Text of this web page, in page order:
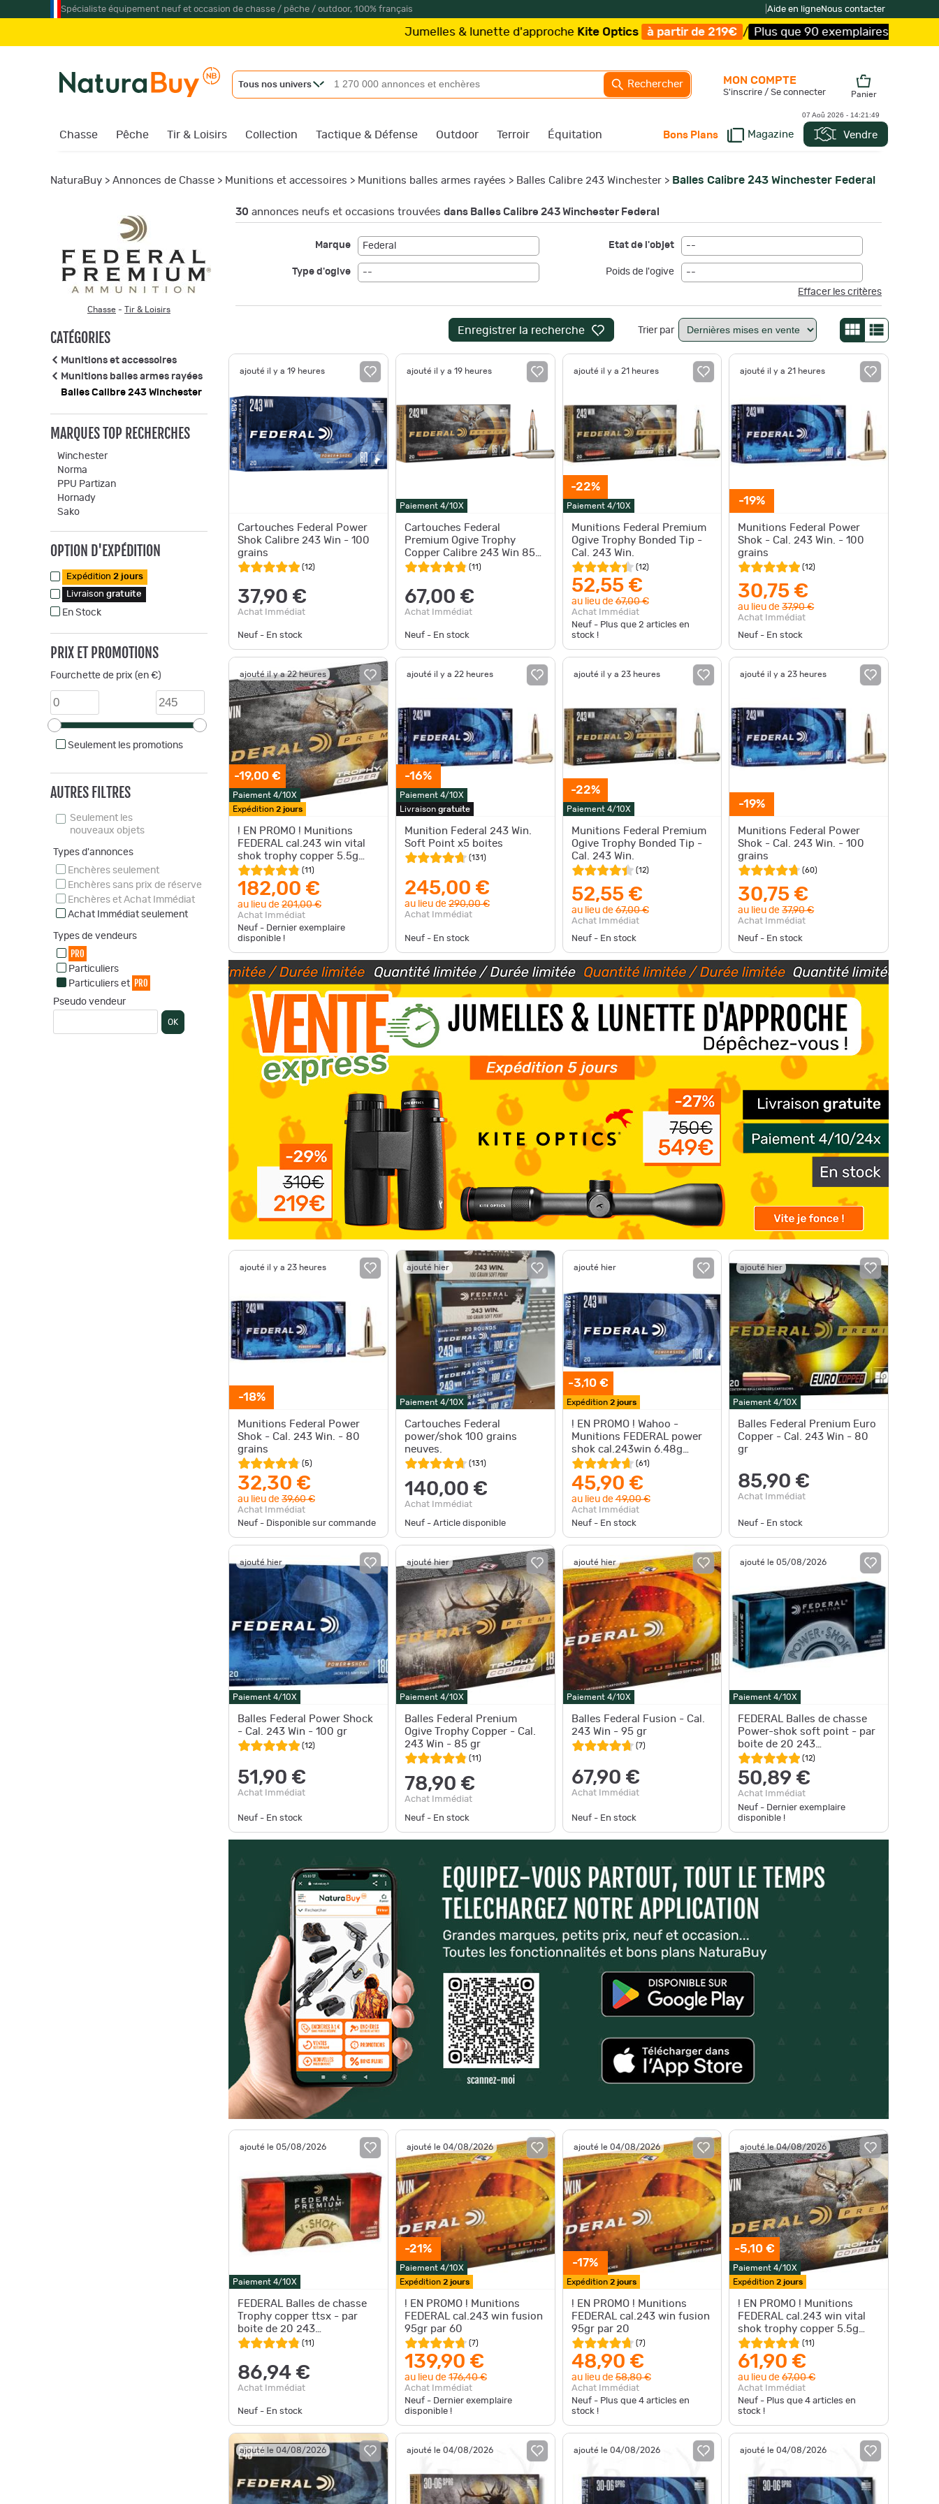
Spécialiste équipement neuf et occasion de chasse / pêche / outdoor, 100% français Aide en ligneNous contacter
Jumelles & lunette d'approcheKite Optics à partir de 219€ / Plus que 90 exemplaires ! /Livraison offerte et
Tous nos univers Rechercher
Chasse Pêche Tir & Loisirs Collection Tactique & Défense Outdoor Terroir Équitation Bons Plans Magazine Vendre
MON COMPTE
S'inscrire / Se connecter Panier
07 Aoû 2026 - 14:21:51
NaturaBuy > Annonces de Chasse > Munitions et accessoires > Munitions balles armes rayées > Balles Calibre 243 Winchester > Balles Calibre 243 Winchester Federal
Chasse - Tir & Loisirs
CATÉGORIES
Munitions et accessoires
Munitions balles armes rayées
Balles Calibre 243 Winchester
MARQUES TOP RECHERCHES
Winchester
Norma
PPU Partizan
Hornady
Sako
OPTION D'EXPÉDITION
Expédition 2 jours
Livraison gratuite
En Stock
PRIX ET PROMOTIONS
Fourchette de prix (en €)
Seulement les promotions
AUTRES FILTRES
Seulement les
nouveaux objets
Types d'annonces
Enchères seulement
Enchères sans prix de réserve
Enchères et Achat Immédiat
Achat Immédiat seulement
Types de vendeurs
PRO
Particuliers
Particuliers et PRO
Pseudo vendeur
OK
30 annonces neufs et occasions trouvées dans Balles Calibre 243 Winchester Federal
Marque Federal
Type d'ogive --
Etat de l'objet --
Poids de l'ogive
--
Effacer les critères
Enregistrer la recherche Trier par
ajouté il y a 19 heures
Cartouches Federal Power
Shok Calibre 243 Win - 100
grains
(12)
37,90 €
Achat Immédiat
Neuf - En stock
ajouté il y a 19 heures
Paiement 4/10X
Cartouches Federal
Premium Ogive Trophy
Copper Calibre 243 Win 85
Grains
(11 )
67,00 €
Achat Immédiat
Neuf - En stock
ajouté il y a 21 heures
-22%
Paiement 4/10X
Munitions Federal Premium
Ogive Trophy Bonded Tip -
Cal. 243 Win.
(12)
52,55 €
au lieu de67,00 €
Achat Immédiat
Neuf - Plus que 2 articles en
stock !
ajouté il y a 21 heures
-19%
Munitions Federal Power
Shok - Cal. 243 Win. - 100
grains
(12)
30,75 €
au lieu de37,90 €
Achat Immédiat
Neuf - En stock
ajouté il y a 22 heures
-19,00 €
Paiement 4/10X
Expédition 2 jours
! EN PROMO ! Munitions
FEDERAL cal.243 win vital
shok trophy copper 5.5g
85gr par 60
(11 )
182,00 €
au lieu de 201,00 €
Achat Immédiat
Neuf - Dernier exemplaire
disponible !
ajouté il y a 22 heures
-16%
Paiement 4/10X
Livraison gratuite
Munition Federal 243 Win.
Soft Point x5 boites
(131 )
245,00 €
au lieu de290,00 €
Achat Immédiat
Neuf - En stock
ajouté il y a 23 heures
-22%
Paiement 4/10X
Munitions Federal Premium
Ogive Trophy Bonded Tip -
Cal. 243 Win.
(12)
52,55 €
au lieu de67,00 €
Achat Immédiat
Neuf - En stock
ajouté il y a 23 heures
-19%
Munitions Federal Power
Shok - Cal. 243 Win. - 100
grains
(60)
30,75 €
au lieu de37,90 €
Achat Immédiat
Neuf - En stock
ajouté il y a 23 heures
-18%
Munitions Federal Power
Shok - Cal. 243 Win. - 80
grains
(5)
32,30 €
au lieu de 39,60 €
Achat Immédiat
Neuf - Disponible sur commande
ajouté hier
Paiement 4/10X
Cartouches Federal
power/shok 100 grains
neuves.
(131 )
140,00 €
Achat Immédiat
Neuf - Article disponible
ajouté hier
-3,10 €
Expédition 2 jours
! EN PROMO ! Wahoo -
Munitions FEDERAL power
shok cal.243win 6.48g
100gr sp par 20
(61 )
45,90 €
au lieu de49,00 €
Achat Immédiat
Neuf - En stock
ajouté hier
Paiement 4/10X
Balles Federal Prenium Euro
Copper - Cal. 243 Win - 80
gr
85,90 €
Achat Immédiat
Neuf - En stock
ajouté hier
Paiement 4/10X
Balles Federal Power Shock
- Cal. 243 Win - 100 gr
(12)
51,90 €
Achat Immédiat
Neuf - En stock
ajouté hier
Paiement 4/10X
Balles Federal Prenium
Ogive Trophy Copper - Cal.
243 Win - 85 gr
(11 )
78,90 €
Achat Immédiat
Neuf - En stock
ajouté hier
Paiement 4/10X
Balles Federal Fusion - Cal.
243 Win - 95 gr
(7)
67,90 €
Achat Immédiat
Neuf - En stock
ajouté le 05/08/2026
Paiement 4/10X
FEDERAL Balles de chasse
Power-shok soft point - par
boite de 20 243
WINCHESTER 100Gr
(12)
50,89 €
Achat Immédiat
Neuf - Dernier exemplaire
disponible !
ajouté le 05/08/2026
Paiement 4/10X
FEDERAL Balles de chasse
Trophy copper ttsx - par
boite de 20 243
WINCHESTER 85Gr
(11 )
86,94 €
Achat Immédiat
Neuf - En stock
ajouté le 04/08/2026
-21%
Paiement 4/10X
Expédition 2 jours
! EN PROMO ! Munitions
FEDERAL cal.243 win fusion
95gr par 60
(7)
139,90 €
au lieu de176,40 €
Achat Immédiat
Neuf - Dernier exemplaire
disponible !
ajouté le 04/08/2026
-17%
Expédition 2 jours
! EN PROMO ! Munitions
FEDERAL cal.243 win fusion
95gr par 20
(7)
48,90 €
au lieu de58,80 €
Achat Immédiat
Neuf - Plus que 4articles en
stock !
ajouté le 04/08/2026
-5,10 €
Paiement 4/10X
Expédition2 jours
! EN PROMO ! Munitions
FEDERAL cal.243 win vital
shok trophy copper 5.5g
85gr par 20
(11 )
61,90 €
au lieu de67,00 €
Achat Immédiat
Neuf - Plus que4 articles en
stock !
ajouté le 04/08/2026 ajouté le 04/08/2026 ajouté le 04/08/2026 ajouté le 04/08/2026